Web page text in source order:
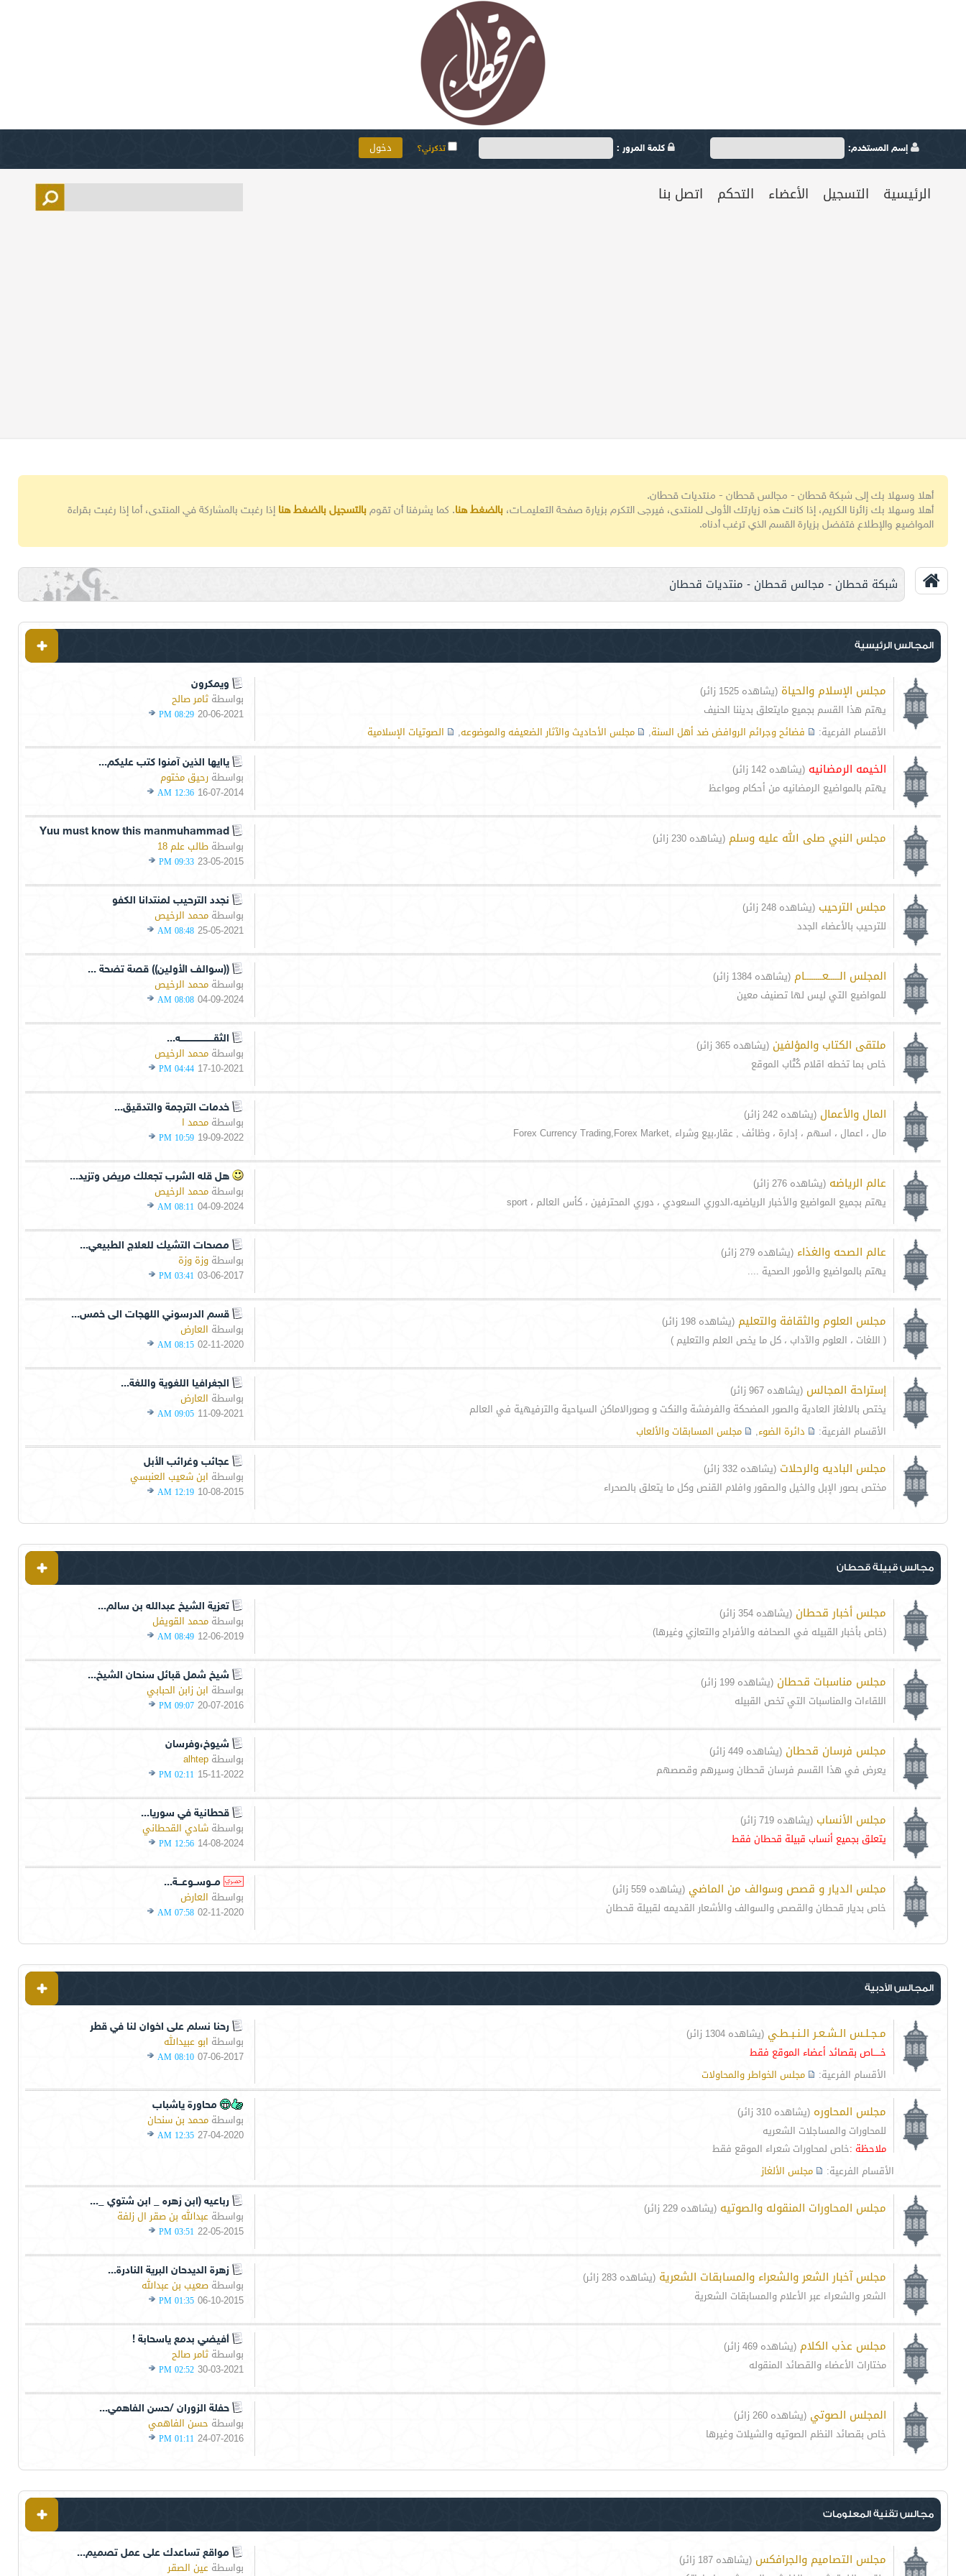
إسم المستخدم: كلمة المرور : تذكرني؟
الرئيسية التسجيل الأعضاء التحكم اتصل بنا
أهلا وسهلا بك إلى شبكة قحطان - مجالس قحطان - منتديات قحطان.
أهلا وسهلا بك زائرنا الكريم، إذا كانت هذه زيارتك الأولى للمنتدى، فيرجى التكرم بزيارة صفحة التعليمـــات، بالضغط هنا. كما يشرفنا أن تقوم بالتسجيل بالضغط هنا إذا رغبت بالمشاركة في المنتدى، أما إذا رغبت بقراءة
المواضيع والإطلاع فتفضل بزيارة القسم الذي ترغب أدناه.
شبكة قحطان - مجالس قحطان - منتديات قحطان
المجالس الرئيسية
مجلس الإسلام والحياة (يشاهده 1525 زائر)
يهتم هذا القسم بجميع مايتعلق بديننا الحنيف
الأقسام الفرعية:
فضائح وجرائم الروافض ضد أهل السنة, مجلس الأحاديث والآثار الضعيفه والموضوعه, الصوتيات الإسلامية
ويمكرون
بواسطةثامر صالح
20-06-2021
08:29 PM
الخيمه الرمضانيه (يشاهده 142 زائر)
يهتم بالمواضيع الرمضانيه من أحكام ومواعظ
ياايها الذين آمنوا كتب عليكم...
بواسطةرحيق مختوم
16-07-2014
12:36 AM
مجلس النبي صلى الله عليه وسلم (يشاهده 230 زائر) Yuu must know this manmuhammad
بواسطةطالب علم 18
23-05-2015
09:33 PM
مجلس الترحيب (يشاهده 248 زائر)
للترحيب بالأعضاء الجدد
نجدد الترحيب لمنتدانا الكفو
بواسطةمحمد الرخيص
25-05-2021
08:48 AM
المجلس الـــــعــــــــام (يشاهده 1384 زائر)
للمواضيع التي ليس لها تصنيف معين
((سوالف الأولين)) قصة تضحة ...
بواسطةمحمد الرخيص
04-09-2024
08:08 AM
ملتقى الكتاب والمؤلفين (يشاهده 365 زائر)
خاص بما تخطه اقلام كُتْاب الموقع
الثقـــــــــــــــــــــــه...
بواسطةمحمد الرخيص
17-10-2021
04:44 PM
المال والأعمال (يشاهده 242 زائر)
مال ، اعمال ، اسهم ، إدارة ، وظائف , عقار،بيع وشراء ,Forex Currency Trading,Forex Market
خدمات الترجمة والتدقيق...
بواسطةمحمد ا
19-09-2022
10:59 PM
عالم الرياضه (يشاهده 276 زائر)
يهتم بجميع المواضيع والأخبار الرياضيه،الدوري السعودي ، دوري المحترفين ، كأس العالم ، sport
هل قله الشرب تجعلك مريض وتزيد...
بواسطةمحمد الرخيص
04-09-2024
08:11 AM
عالم الصحه والغذاء (يشاهده 279 زائر)
يهتم بالمواضيع والأمور الصحية ....
مصحات التشيك للعلاج الطبيعي...
بواسطةوزة وزة
03-06-2017
03:41 PM
مجلس العلوم والثقافة والتعليم (يشاهده 198 زائر)
( اللغات ، العلوم والآداب ، كل ما يخص العلم والتعليم )
قسم الدرسوني اللهجات الى خمس...
بواسطة العارض
02-11-2020
08:15 AM
إستراحة المجالس (يشاهده 967 زائر)
يختص بالالغاز العادية والصور المضحكة والفرفشة والنكت و وصورالاماكن السياحية والترفيهية في العالم
الأقسام الفرعية:
دائرة الضوء, مجلس المسابقات والألعاب
الجغرافيا اللغوية واللغة...
بواسطة العارض
11-09-2021
09:05 AM
مجلس الباديه والرحلات (يشاهده 332 زائر)
مختص بصور الإبل والخيل والصقور وافلام القنص وكل ما يتعلق بالصحراء
عجائب وغرائب الأبل
بواسطة ابن شعيب العنبسي
10-08-2015
12:19 AM
مجالس قبيلة قحطان
مجلس أخبار قحطان (يشاهده 354 زائر)
(خاص بأخبار القبيله في الصحافه والأفراح والتعازي وغيرها)
تعزية الشيخ عبدالله بن سالم...
بواسطةمحمد القويفل
12-06-2019
08:49 AM
مجلس مناسبات قحطان (يشاهده 199 زائر)
اللقاءات والمناسبات التي تخص القبيله
شيخ شمل قبائل سنحان الشيخ...
بواسطة ابن زابن الحبابي
20-07-2016
09:07 PM
مجلس فرسان قحطان (يشاهده 449 زائر)
يعرض في هذا القسم فرسان قحطان وسيرهم وقصصهم
شيوخ،وفرسان
بواسطةalhtep
15-11-2022
02:11 PM
مجلس الأنساب (يشاهده 719 زائر)
يتعلق بجميع أنساب قبيلة قحطان فقط
قحطانية في سوريا...
بواسطةشادي القحطاني
14-08-2024
12:56 PM
مجلس الديار و قصص وسوالف من الماضي (يشاهده 559 زائر)
خاص بديار قحطان والقصص والسوالف والأشعار القديمه لقبيلة قحطان
مــوســوعـــة...
بواسطة العارض
02-11-2020
07:58 AM
المجالس الأدبية
مـجـلـس الـشـعـر الـنـبـطـي (يشاهده 1304 زائر)
خـــــاص بقصائد أعضاء الموقع فقط
الأقسام الفرعية:
مجلس الخواطر والمحاولات
رحنا نسلم على اخوان لنا في قطر
بواسطة ابو عبيدالله
07-06-2017
08:10 AM
مجلس المحاوره (يشاهده 310 زائر)
للمحاورات والمساجلات الشعريه
ملاحظة :خاص لمحاورات شعراء الموقع فقط
الأقسام الفرعية:
مجلس الألغاز
محاورة ياشباب
بواسطةمحمد بن سنحان
27-04-2020
12:35 AM
مجلس المحاورات المنقوله والصوتيه (يشاهده 229 زائر) رباعيه (ابن زهره _ ابن شتوي _...
بواسطةعبدالله بن صقر ال زلفة
22-05-2015
03:51 PM
مجلس آخبار الشعر والشعراء والمسابقات الشعرية (يشاهده 283 زائر)
الشعر والشعراء عبر الأعلام والمسابقات الشعرية
زهرة الديدحان البرية النادرة...
بواسطةصعيب بن عبدالله
06-10-2015
01:35 PM
مجلس عذب الكلام (يشاهده 469 زائر)
مختارات الأعضاء والقصائد المنقوله
أفيضي بدمع ياسحابة !
بواسطةثامر صالح
30-03-2021
02:52 PM
المجلس الصوتي (يشاهده 260 زائر)
خاص بقصائد النظم الصوتيه والشيلات وغيرها
حفلة الزوران /حسن الفاهمي...
بواسطة حسن الفاهمي
24-07-2016
01:11 PM
مجالس تقنية المعلومات
مجلس التصاميم والجرافكس (يشاهده 187 زائر)
مواقع تساعدك على عمل تصميم...
بواسطةعين الصقر